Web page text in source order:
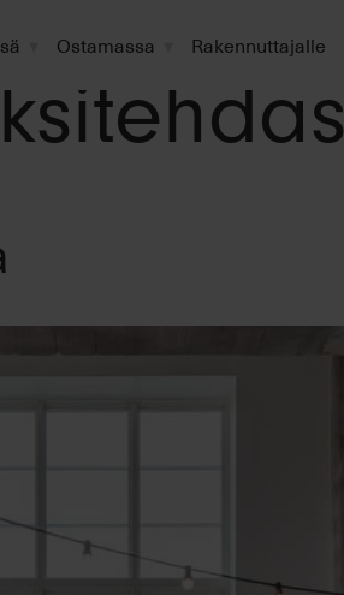
Ostamassa Rakennuttajalle